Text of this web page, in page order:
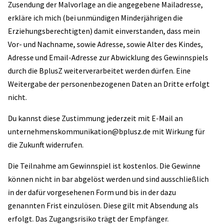
Zusendung der Malvorlage an die angegebene Mailadresse,
erkläre ich mich (bei unmündigen Minderjährigen die
Erziehungsberechtigten) damit einverstanden, dass mein
Vor- und Nachname, sowie Adresse, sowie Alter des Kindes,
Adresse und Email-Adresse zur Abwicklung des Gewinnspiels
durch die BplusZ weiterverarbeitet werden dürfen. Eine
Weitergabe der personenbezogenen Daten an Dritte erfolgt
nicht.
Du kannst diese Zustimmung jederzeit mit E-Mail an
unternehmenskommunikation@bplusz.de mit Wirkung für
die Zukunft widerrufen.
Die Teilnahme am Gewinnspiel ist kostenlos. Die Gewinne
können nicht in bar abgelöst werden und sind ausschließlich
in der dafür vorgesehenen Form und bis in der dazu
genannten Frist einzulösen. Diese gilt mit Absendung als
erfolgt. Das Zugangsrisiko trägt der Empfänger.